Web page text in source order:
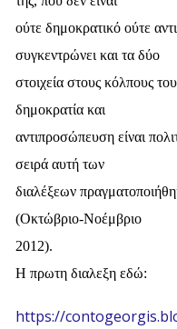
ούτε δημοκρατικό ούτε
συγκεντρώνει και τα δύο
στοιχεία στους κόλπους
δημοκρατία και
αντιπροσώπευση είναι
σειρά αυτή των
διαλέξεων
(Οκτώβριο-Νοέμβριο
2012).
Η πρωτη διαλεξη εδώ:
https://